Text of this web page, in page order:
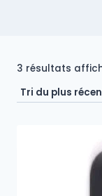
3 résultats